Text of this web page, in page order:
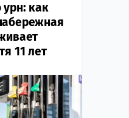
урн: как
11 лет